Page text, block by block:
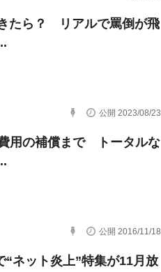
たら？ リアルで罵倒が飛
公開 2023/08/23
用の補償まで トータルな
公開 2016/11/18
ネット炎上”特集が11月放